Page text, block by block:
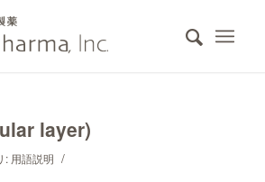
layer)
: 用語説明 /